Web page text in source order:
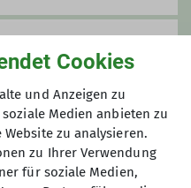
Cookies
und Anzeigen zu
Medien anbieten zu
zu analysieren.
zu Ihrer Verwendung
für soziale Medien,